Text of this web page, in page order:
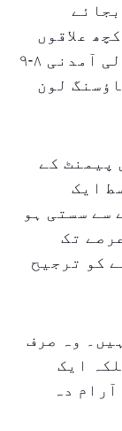
علاقوں
میں، کرایے پر حاصل کی جانے والی آمدنی ۸-۹
لون
پیمنٹ کے
ایک
سے سستی ہو
تک
کو ترجیح
وہ صرف
ایک
دہ